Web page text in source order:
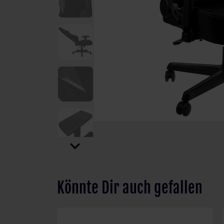
expand_more
Könnte Dir auch gefallen